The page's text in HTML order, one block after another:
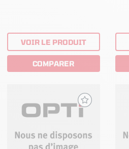
VOIR LE PRODUIT
COMPARER